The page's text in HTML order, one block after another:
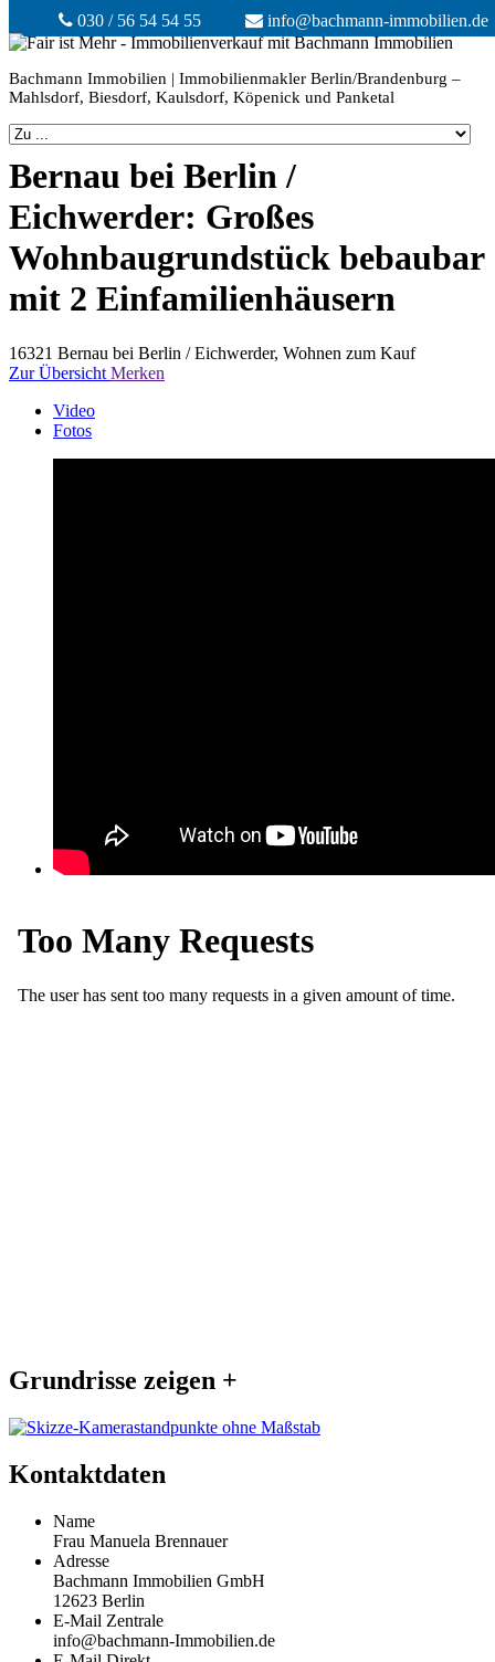
030 / 56 54 54 55 info@bachmann-immobilien.de
Bachmann Immobilien | Immobilienmakler Berlin/Brandenburg –
Mahlsdorf, Biesdorf, Kaulsdorf, Köpenick und Panketal
Bernau bei Berlin /
Eichwerder: Großes
Wohnbaugrundstück bebaubar
mit 2 Einfamilienhäusern
16321 Bernau bei Berlin / Eichwerder, Wohnen zum Kauf
Zur Übersicht Merken
Video
Fotos
Grundrisse zeigen +
Kontaktdaten
Name
Frau Manuela Brennauer
Adresse
Bachmann Immobilien GmbH
12623 Berlin
E-Mail Zentrale
info@bachmann-Immobilien.de